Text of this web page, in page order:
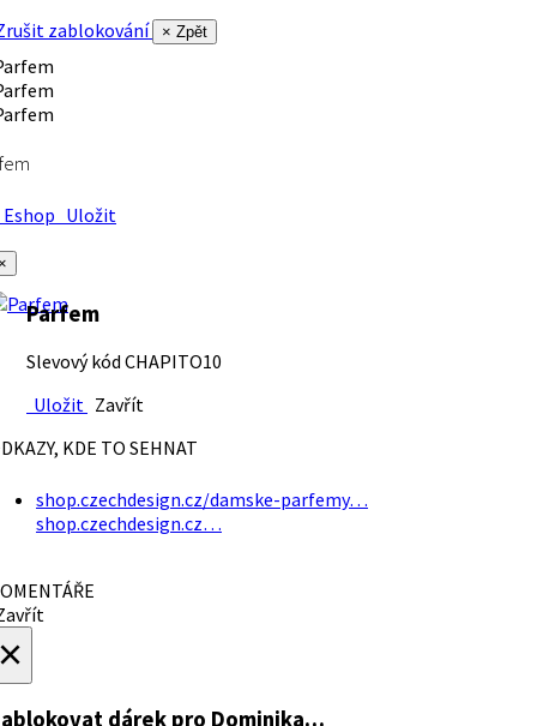
zablokování
× Zpět
Uložit
Parfem
Slevový kód CHAPITO10
Uložit Zavřít
KDE TO SEHNAT
shop.czechdesign.cz/damske-parfemy…
shop.czechdesign.cz…
dárek pro Dominika…